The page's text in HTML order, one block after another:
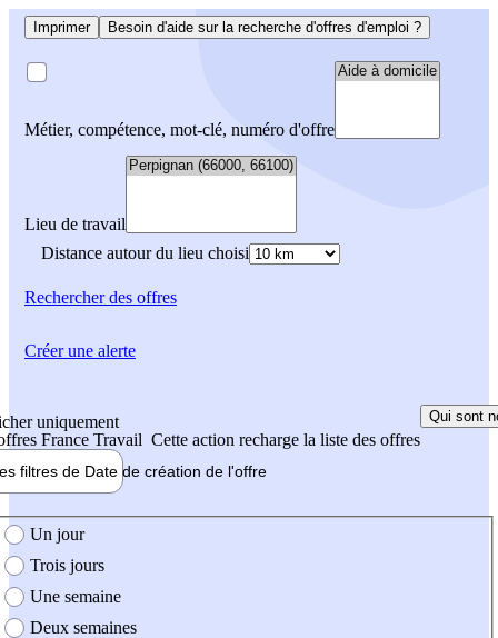
Imprimer Besoin d'aide sur la recherche d'offres d'emploi ?
Métier, compétence, mot-clé, numéro d'offre
Lieu de travail
Distance autour du lieu choisi
Rechercherdes offres
uniquement
France Travail Cette action recharge la liste des offres
Qui sont
filtres de Date de création de l'offre
création de l'offre
Un jour
Trois jours
Une semaine
Deux semaines
Créer une alerte